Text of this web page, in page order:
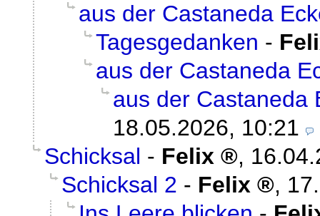
aus der Castaneda
Tagesgedanken -
aus der Castaneda
aus der Castaneda
18.05.2026, 10:21
Schicksal - Felix ,
Schicksal 2 - Felix ,